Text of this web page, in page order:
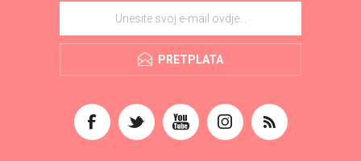
PRETPLATA